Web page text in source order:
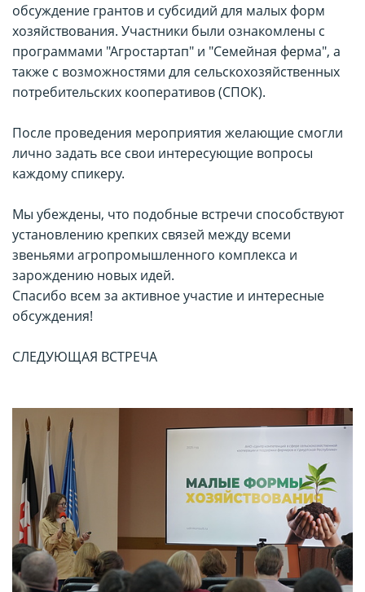
обсуждение грантов и субсидий для малых форм
хозяйствования. Участники были ознакомлены с
программами "Агростартап" и "Семейная ферма", а
также с возможностями для сельскохозяйственных
потребительских кооперативов (СПОК).
После проведения мероприятия желающие смогли
лично задать все свои интересующие вопросы
каждому спикеру.
Мы убеждены, что подобные встречи способствуют
установлению крепких связей между всеми
звеньями агропромышленного комплекса и
зарождению новых идей.
Спасибо всем за активное участие и интересные
обсуждения!
СЛЕДУЮЩАЯ ВСТРЕЧА